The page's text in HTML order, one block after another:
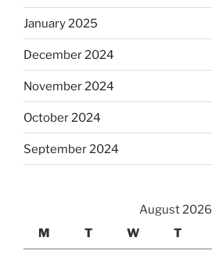
January 2025
December 2024
November 2024
October 2024
September 2024
August 2026
M
T W T